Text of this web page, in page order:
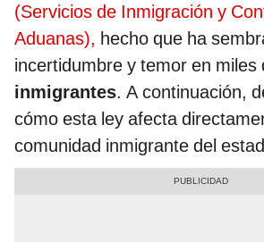
(Servicios de Inmigración y
Aduanas), hecho que ha
incertidumbre y temor en miles
inmigrantes. A continuación,
cómo esta ley afecta
comunidad inmigrante del